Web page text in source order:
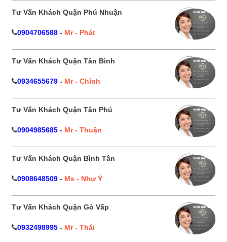
Tư Vấn Khách Quận Phú Nhuận
0904706588 - Mr - Phát
Tư Vấn Khách Quận Tân Bình
0934655679 - Mr - Chính
Tư Vấn Khách Quận Tân Phú
0904985685 - Mr - Thuận
Tư Vấn Khách Quận Bình Tân
0908648509 - Ms - Như Ý
Tư Vấn Khách Quận Gò Vấp
0932498995 - Mr - Thái